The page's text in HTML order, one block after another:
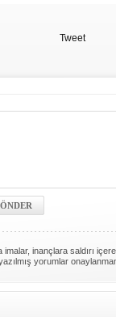
Tweet
inançlara saldırı
yorumlar